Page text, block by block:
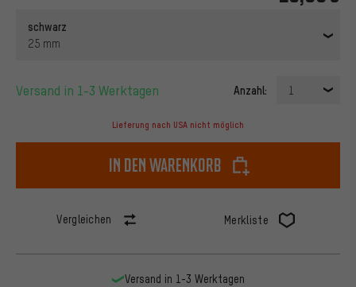
schwarz
25 mm
Versand in 1-3 Werktagen Anzahl: 1
Lieferung nach USA nicht möglich
In den Warenkorb
Vergleichen Merkliste
Versand in 1-3 Werktagen